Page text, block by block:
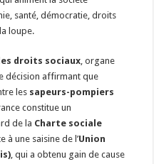
santé, démocratie, droits
loupe.
droits sociaux, organe
décision affirmant que
les sapeurs-pompiers
constitue un
de la Charte sociale
à une saisine de l’Union
, qui a obtenu gain de cause